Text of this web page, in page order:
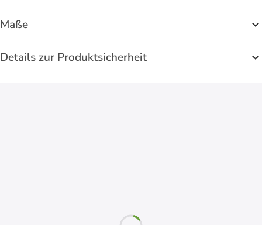
Maße
Details zur Produktsicherheit